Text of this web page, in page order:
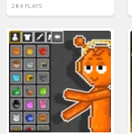
284 PLAYS